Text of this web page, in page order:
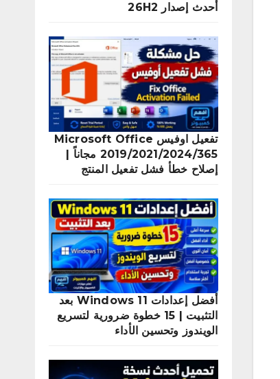
أحدث إصدار 26H2
تفعيل اوفيس Microsoft Office
2019/2021/2024/365 مجاناً |
إصلاح خطأ فشل تفعيل المنتج
أفضل إعدادات Windows 11 بعد
التثبيت | 15 خطوة ضرورية لتسريع
الويندوز وتحسين الأداء